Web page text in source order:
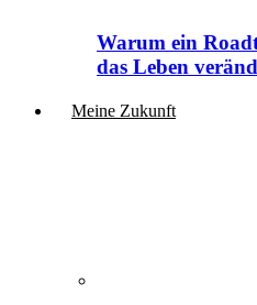
Warum ein
das Leben
Meine Zukunft